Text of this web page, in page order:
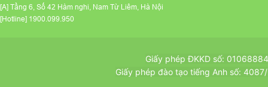
[A] Tầng 6, Số 42 Hàm nghi, Nam Từ Liêm, Hà Nội
[Hotline] 1900.099.950
Giấy phép ĐKKD số:
Giấy phép đào tạo tiếng Anh số: